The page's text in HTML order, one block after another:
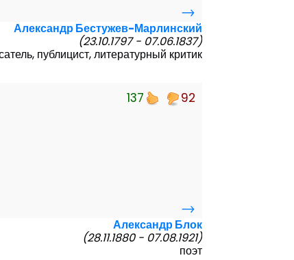
→
Александр Бестужев-Марлинский
(23.10.1797 - 07.06.1837)
публицист, литературный критик
137 92
→
Александр Блок
(28.11.1880 - 07.08.1921)
поэт